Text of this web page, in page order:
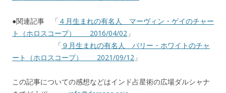
●関連記事 「 ４月生まれの有名人 マーヴィン・ゲイのチャー
ト（ホロスコープ） 2016/04/02 」
「 ９月生まれの有名人 バリー・ホワイトのチャ
ート（ホロスコープ） 2021/09/12 」
この記事についての感想などはインド占星術の広場ダルシャナ